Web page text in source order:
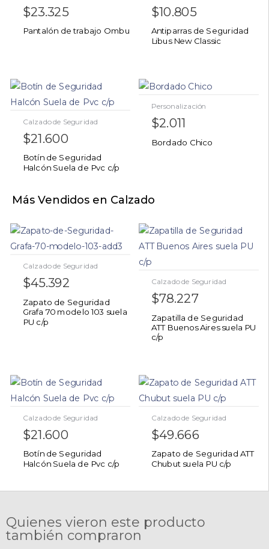
$23.325
Pantalón de trabajo Ombu
$10.805
Antiparras de Seguridad
Libus New Classic
Calzado de Seguridad
$21.600
Botín de Seguridad
Halcón Suela de Pvc c/p
Personalización
$2.011
Bordado Chico
Más Vendidos en Calzado
Calzado de Seguridad
$45.392
Zapato de Seguridad
Grafa 70 modelo 103 suela
PU c/p
Calzado de Seguridad
$78.227
Zapatilla de Seguridad
ATT Buenos Aires suela PU
c/p
Calzado de Seguridad
$21.600
Botín de Seguridad
Halcón Suela de Pvc c/p
Calzado de Seguridad
$49.666
Zapato de Seguridad ATT
Chubut suela PU c/p
Quienes vieron este producto
también compraron